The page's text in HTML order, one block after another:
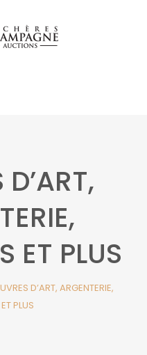
ET PLUS
D’ART, ARGENTERIE,
PLUS